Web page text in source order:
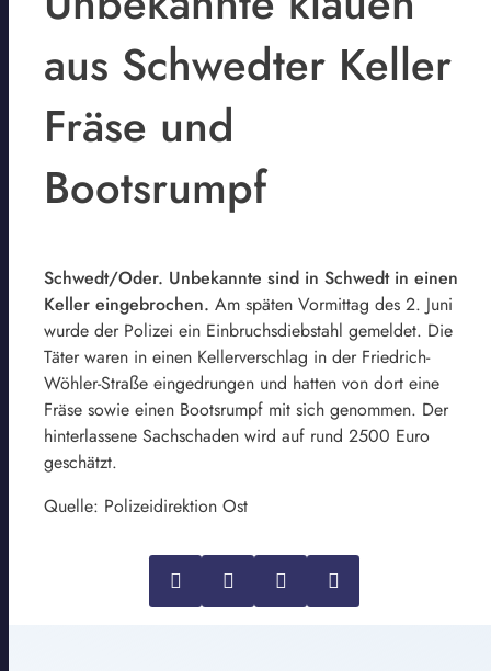
aus Schwedter Keller
Fräse und
Bootsrumpf
Schwedt/Oder. Unbekannte sind in Schwedt in einen
Keller eingebrochen. Am späten Vormittag des 2. Juni
wurde der Polizei ein Einbruchsdiebstahl gemeldet. Die
Täter waren in einen Kellerverschlag in der Friedrich-
Wöhler-Straße eingedrungen und hatten von dort eine
Fräse sowie einen Bootsrumpf mit sich genommen. Der
hinterlassene Sachschaden wird auf rund 2500 Euro
geschätzt.
Quelle: Polizeidirektion Ost